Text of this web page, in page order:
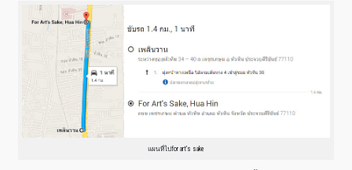
แผนที่ไปfor art’s sake